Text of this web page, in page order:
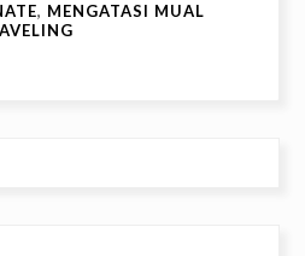
, MENGATASI MUAL